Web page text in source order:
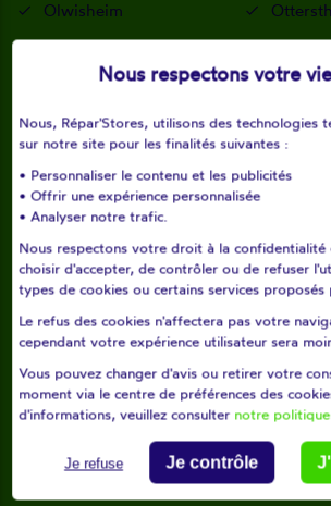
Olwisheim
Rangen
Reutenbourg
Rohr
Romanswiller
Saessolsheim
Saint-
Saverne
Schwenheim
Stutzheim-offenheim
Thal-
Nous respectons votre
Nous, Répar'Stores, utilisons des technologies
sur notre site pour les finalités suivantes :
• Personnaliser le contenu et les publicités
• Offrir une expérience personnalisée
• Analyser notre trafic.
Nous respectons votre droit à la confidentialité
choisir d'accepter, de contrôler ou de refuser
types de cookies ou certains services proposés
Le refus des cookies n'affectera pas votre
cependant votre expérience utilisateur sera
Vous pouvez changer d'avis ou retirer votre
moment via le centre de préférences des
d'informations, veuillez consulter notre
Je refuse Je contrôle